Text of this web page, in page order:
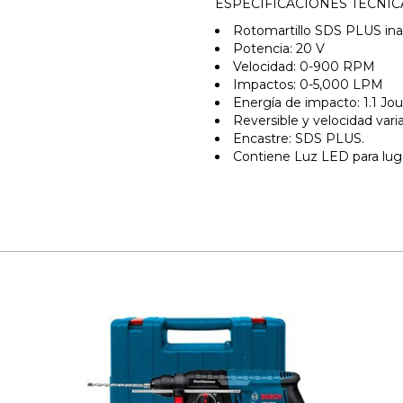
ESPECIFICACIONES
Rotomartillo SDS PLUS
Potencia: 20 V
Velocidad: 0-900 RPM
Impactos: 0-5,000 LPM
Energía de impacto: 1.1
Reversible y velocidad
Encastre: SDS PLUS.
Contiene Luz LED para